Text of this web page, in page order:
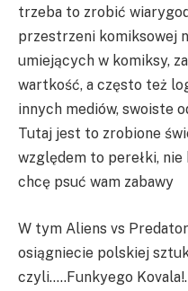
trzeba to zrobić
przestrzeni komiksowej
umiejących w komiksy,
wartkość, a często też
innych mediów, swoiste
Tutaj jest to zrobione
względem to perełki, nie
chcę psuć wam zabawy
W tym Aliens vs
osiągniecie polskiej
czyli…..Funkyego